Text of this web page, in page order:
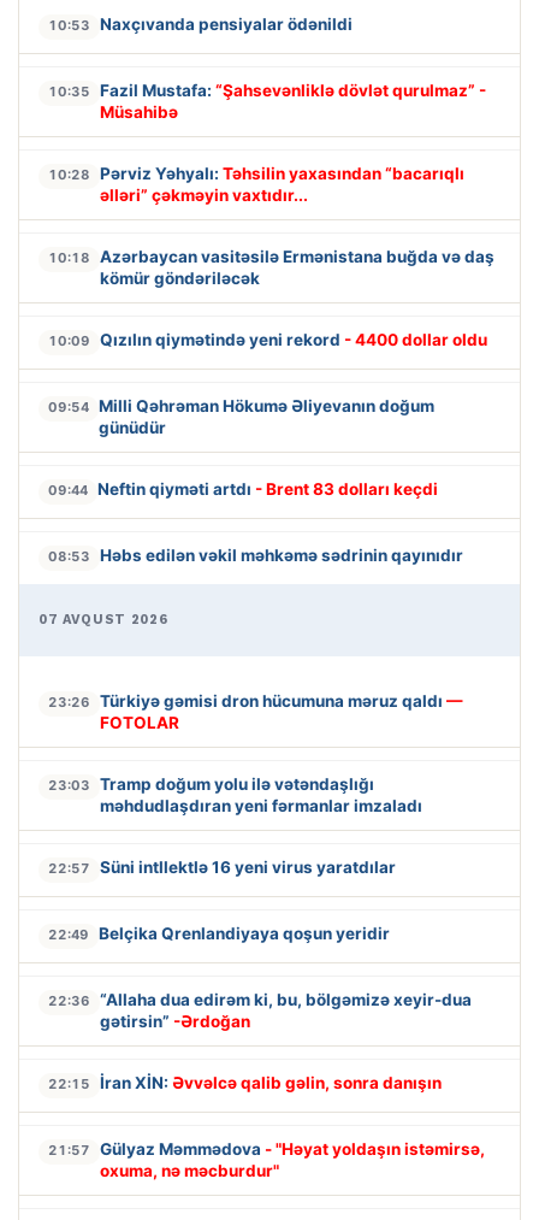
10:53 Naxçıvanda pensiyalar ödənildi
10:35 Fazil Mustafa: “Şahsevənliklə dövlət qurulmaz” -
Müsahibə
10:28 Pərviz Yəhyalı: Təhsilin yaxasından “bacarıqlı
əlləri” çəkməyin vaxtıdır...
10:18
Azərbaycan vasitəsilə Ermənistana buğda və daş
kömür göndəriləcək
10:09 Qızılın qiymətində yeni rekord - 4400 dollar oldu
09:54 Milli Qəhrəman Hökumə Əliyevanın doğum
günüdür
09:44 Neftin qiyməti artdı - Brent 83 dolları keçdi
08:53 Həbs edilən vəkil məhkəmə sədrinin qayınıdır
07 AVQUST 2026
23:26 Türkiyə gəmisi dron hücumuna məruz qaldı —
FOTOLAR
23:03
Tramp doğum yolu ilə vətəndaşlığı
məhdudlaşdıran yeni fərmanlar imzaladı
22:57 Süni intllektlə 16 yeni virus yaratdılar
22:49 Belçika Qrenlandiyaya qoşun yeridir
22:36
“Allaha dua edirəm ki, bu, bölgəmizə xeyir-dua
gətirsin” -Ərdoğan
22:15 İran XİN: Əvvəlcə qalib gəlin, sonra danışın
21:57 Gülyaz Məmmədova - "Həyat yoldaşın istəmirsə,
oxuma, nə məcburdur"